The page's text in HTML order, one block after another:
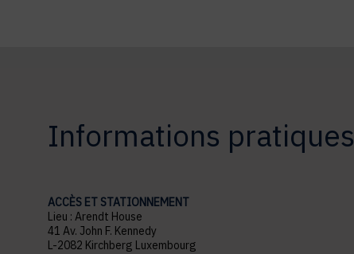
Informations pratiques
ACCÈS ET STATIONNEMENT
Lieu : Arendt House
41 Av. John F. Kennedy
L-2082 Kirchberg Luxembourg